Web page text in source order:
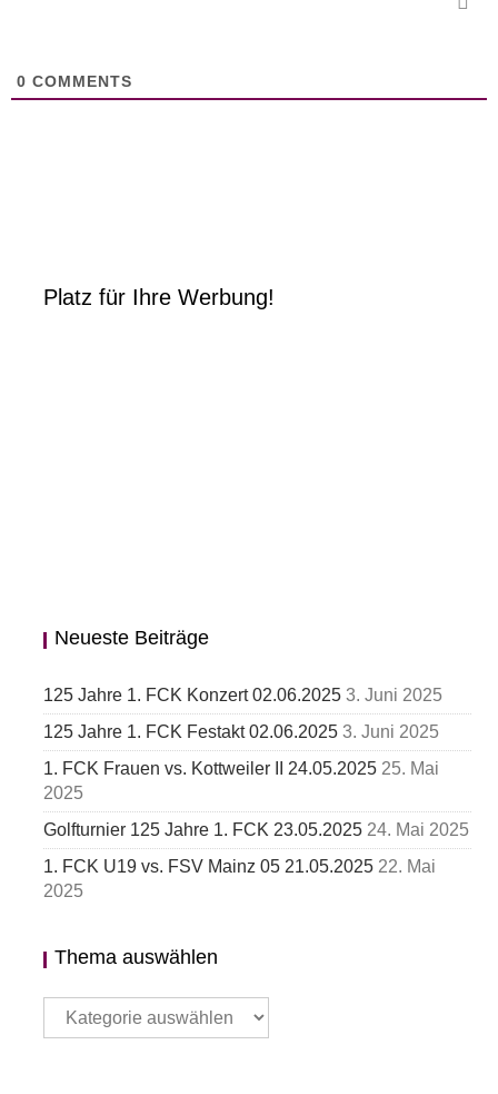
0 COMMENTS
Platz für Ihre Werbung!
Neueste Beiträge
125 Jahre 1. FCK Konzert 02.06.2025 3. Juni 2025
125 Jahre 1. FCK Festakt 02.06.2025 3. Juni 2025
1. FCK Frauen vs. Kottweiler II 24.05.2025 25. Mai
2025
Golfturnier 125 Jahre 1. FCK 23.05.2025 24. Mai 2025
1. FCK U19 vs. FSV Mainz 05 21.05.2025 22. Mai
2025
Thema auswählen
Thema
auswählen